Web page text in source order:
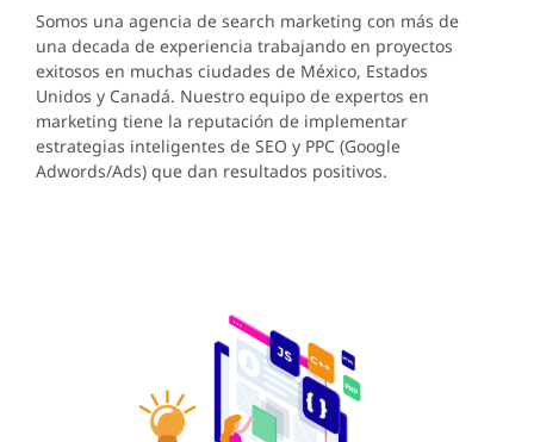
Somos una agencia de search marketing con más de
una decada de experiencia trabajando en proyectos
exitosos en muchas ciudades de México, Estados
Unidos y Canadá. Nuestro equipo de expertos en
marketing tiene la reputación de implementar
estrategias inteligentes de SEO y PPC (Google
Adwords/Ads) que dan resultados positivos.